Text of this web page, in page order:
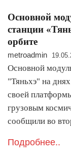
Основной
станции
орбите
metroadmin
Основной
"Тяньхэ" на
своей
грузовым
сообщили во
Подробнее..